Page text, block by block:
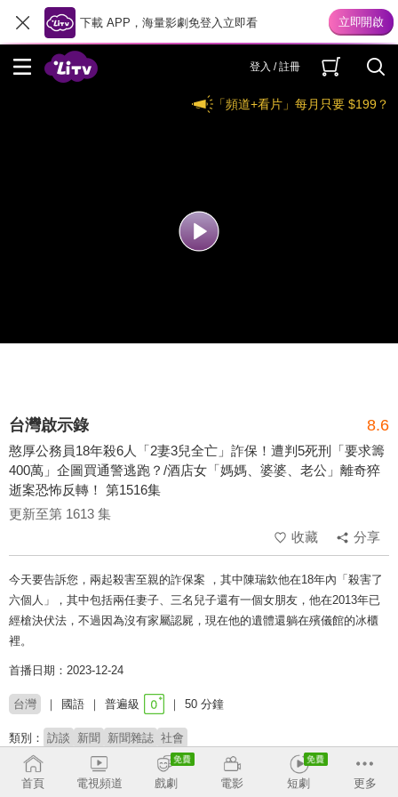
下載 APP，海量影劇免登入立即看
登入 / 註冊
「頻道+看片」每月只要 $199？
台灣啟示錄 8.6
憨厚公務員18年殺6人「2妻3兒全亡」詐保！遭判5死刑「要求籌
400萬」企圖買通警逃跑？/酒店女「媽媽、婆婆、老公」離奇猝
逝案恐怖反轉！ 第1516集
更新至第 1613 集
收藏
分享
今天要告訴您，兩起殺害至親的詐保案 ，其中陳瑞欽他在18年內「殺害了
六個人」，其中包括兩任妻子、三名兒子還有一個女朋友，他在2013年已
經槍決伏法，不過因為沒有家屬認屍，現在他的遺體還躺在殯儀館的冰櫃
裡。
首播日期：2023-12-24
台灣 國語 普遍級 50 分鐘
類別： 訪談 新聞 新聞雜誌 社會
主持：
首頁
電視頻道 戲劇 電影 短劇 更多